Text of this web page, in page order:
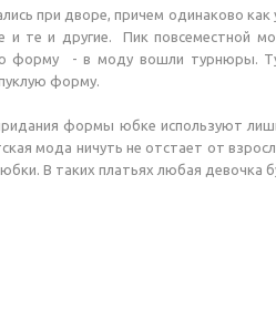
при дворе, причем одинаково как
и те и другие. Пик повсеместной
форму - в моду вошли турнюры.
форму.
формы юбке используют
мода ничуть не отстает от
В таких платьях любая девочка